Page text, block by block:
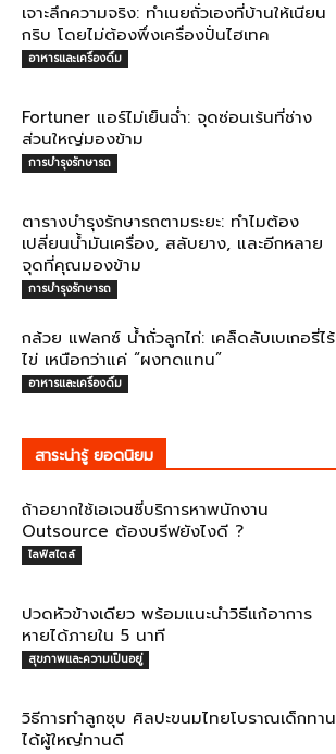
เจาะลึกความจริง: ทำเนยถั่วเองที่บ้านให้เนียน
กริบ โดยไม่ต้องพึ่งเครื่องปั่นไฮเทค
อาหารและเครื่องดื่ม
Fortuner แอร์ไม่เย็นฉ่ำ: จุดซ่อนเร้นที่ช่าง
ส่วนใหญ่มองข้าม
การบำรุงรักษารถ
ตารางบำรุงรักษารถตามระยะ: ทำไมต้อง
เปลี่ยนน้ำมันเครื่อง, สลับยาง, และอีกหลาย
จุดที่คุณมองข้าม
การบำรุงรักษารถ
กล้วย แฟลกซ์ น้ำถั่วลูกไก่: เคล็ดลับเบเกอรี่ไร้
ไข่ เหนือกว่าแค่ “ผงทดแทน”
อาหารและเครื่องดื่ม
สาระน่ารู้ ยอดนิยม
ถ้าอยากใช้เอเจนซี่บริการหาพนักงาน
Outsource ต้องบรีฟยังไงดี ?
ไลฟ์สไตล์
ปวดหัวข้างเดียว พร้อมแนะนำวิธีแก้อาการ
หายได้ภายใน 5 นาที
สุขภาพและความเป็นอยู่
วิธีการทำลูกชุบ ศิลปะขนมไทยโบราณเด็กทาน
ได้ผู้ใหญ่ทานดี